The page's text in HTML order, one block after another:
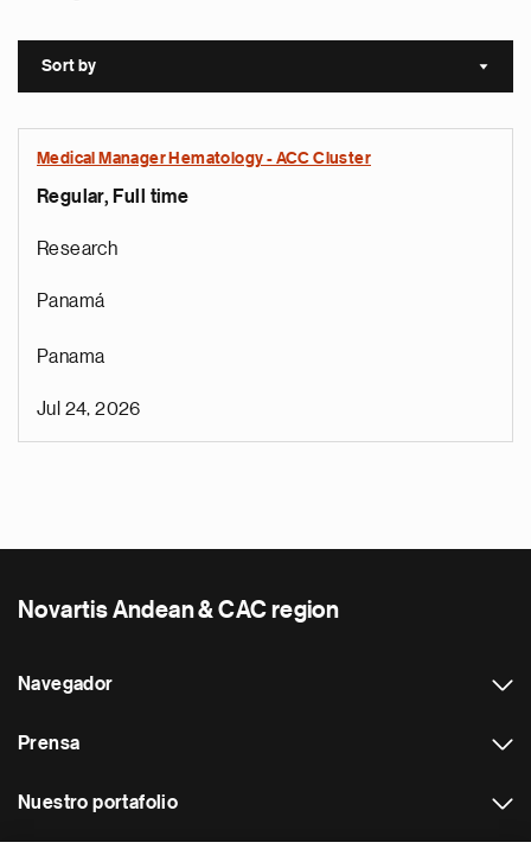
Sort by Sort
Medical Manager Hematology - ACC Cluster
Regular, Full time
Research
Panamá
Panama
Jul 24, 2026
Novartis Andean & CAC region
Navegador
Prensa
Nuestro portafolio